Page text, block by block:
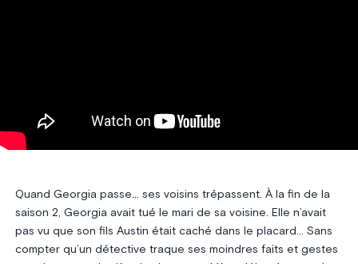
Quand Georgia passe… ses voisins trépassent. À la fin de la
saison 2, Georgia avait tué le mari de sa voisine. Elle n’avait
pas vu que son fils Austin était caché dans le placard… Sans
compter qu’un détective traque ses moindres faits et gestes